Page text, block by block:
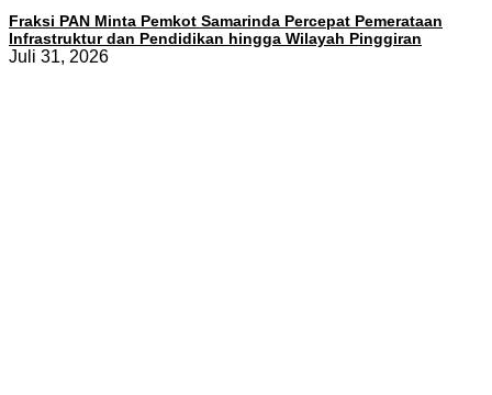
Fraksi PAN Minta Pemkot Samarinda Percepat Pemerataan
Infrastruktur dan Pendidikan hingga Wilayah Pinggiran
Juli 31, 2026